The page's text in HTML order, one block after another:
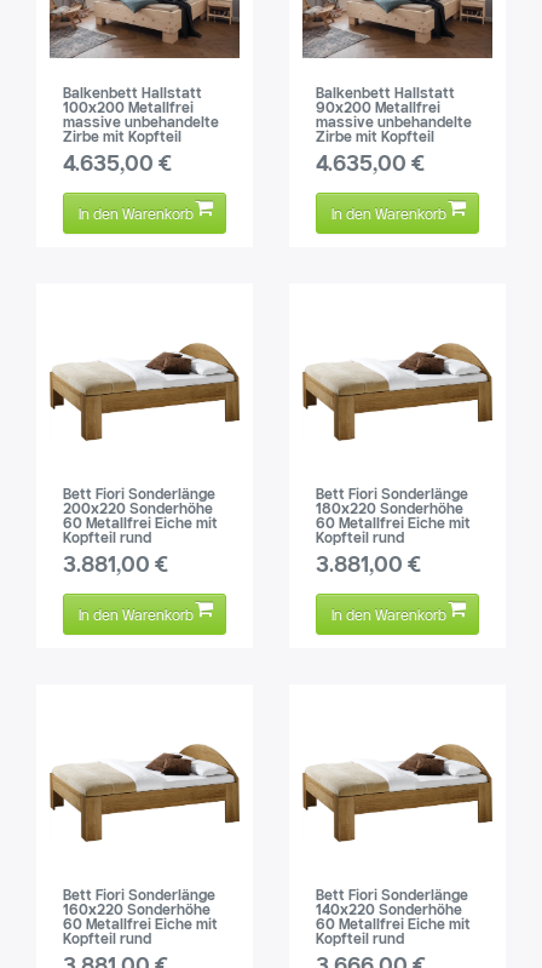
Balkenbett Hallstatt
100x200 Metallfrei
massive unbehandelte
Zirbe mit Kopfteil
4.635,00 €
In den Warenkorb
Balkenbett Hallstatt
90x200 Metallfrei
massive unbehandelte
Zirbe mit Kopfteil
4.635,00 €
In den Warenkorb
Bett Fiori Sonderlänge
200x220 Sonderhöhe
60 Metallfrei Eiche mit
Kopfteil rund
3.881,00 €
In den Warenkorb
Bett Fiori Sonderlänge
180x220 Sonderhöhe
60 Metallfrei Eiche mit
Kopfteil rund
3.881,00 €
In den Warenkorb
Bett Fiori Sonderlänge
160x220 Sonderhöhe
60 Metallfrei Eiche mit
Kopfteil rund
Bett Fiori Sonderlänge
140x220 Sonderhöhe
60 Metallfrei Eiche mit
Kopfteil rund